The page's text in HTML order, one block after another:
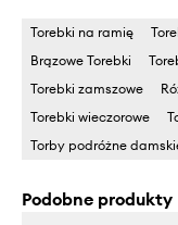
Torebki na ramię
Brązowe Torebki
Torebki zamszowe
Torebki wieczorowe
Torby podróżne
Podobne produkty